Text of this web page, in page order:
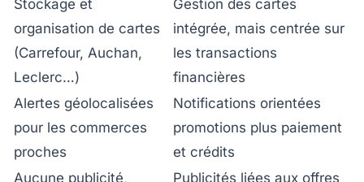
Stockage et
organisation de cartes
(Carrefour, Auchan,
Leclerc…)
Gestion des cartes
intégrée, mais centrée sur
les transactions
financières
Alertes géolocalisées
pour les commerces
proches
Notifications orientées
promotions plus paiement
et crédits
Aucune publicité,
Publicités liées aux offres